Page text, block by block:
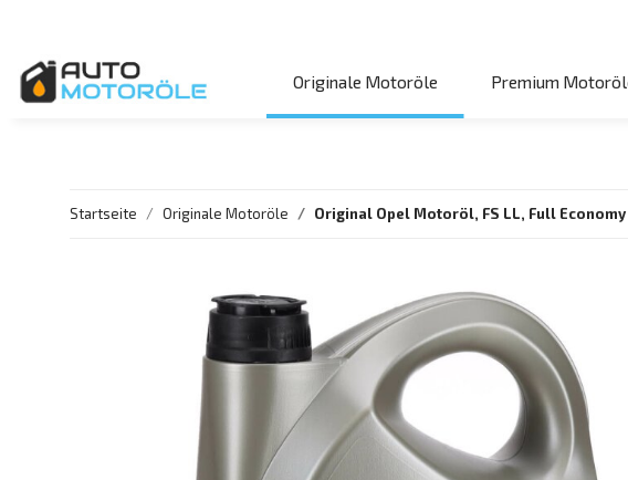
Originale Motoröle Premium
Startseite Originale Motoröle Original Opel Motoröl, FS LL, Full